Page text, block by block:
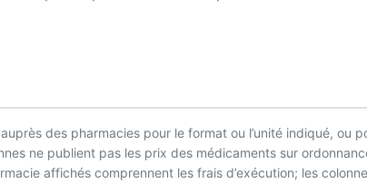
des pharmacies pour le format ou l’unité indiqué, ou
ne publient pas les prix des médicaments sur
affichés comprennent les frais d’exécution; les